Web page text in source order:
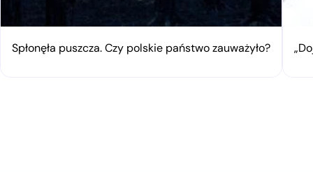
Spłonęła puszcza. Czy polskie państwo zauważyło?